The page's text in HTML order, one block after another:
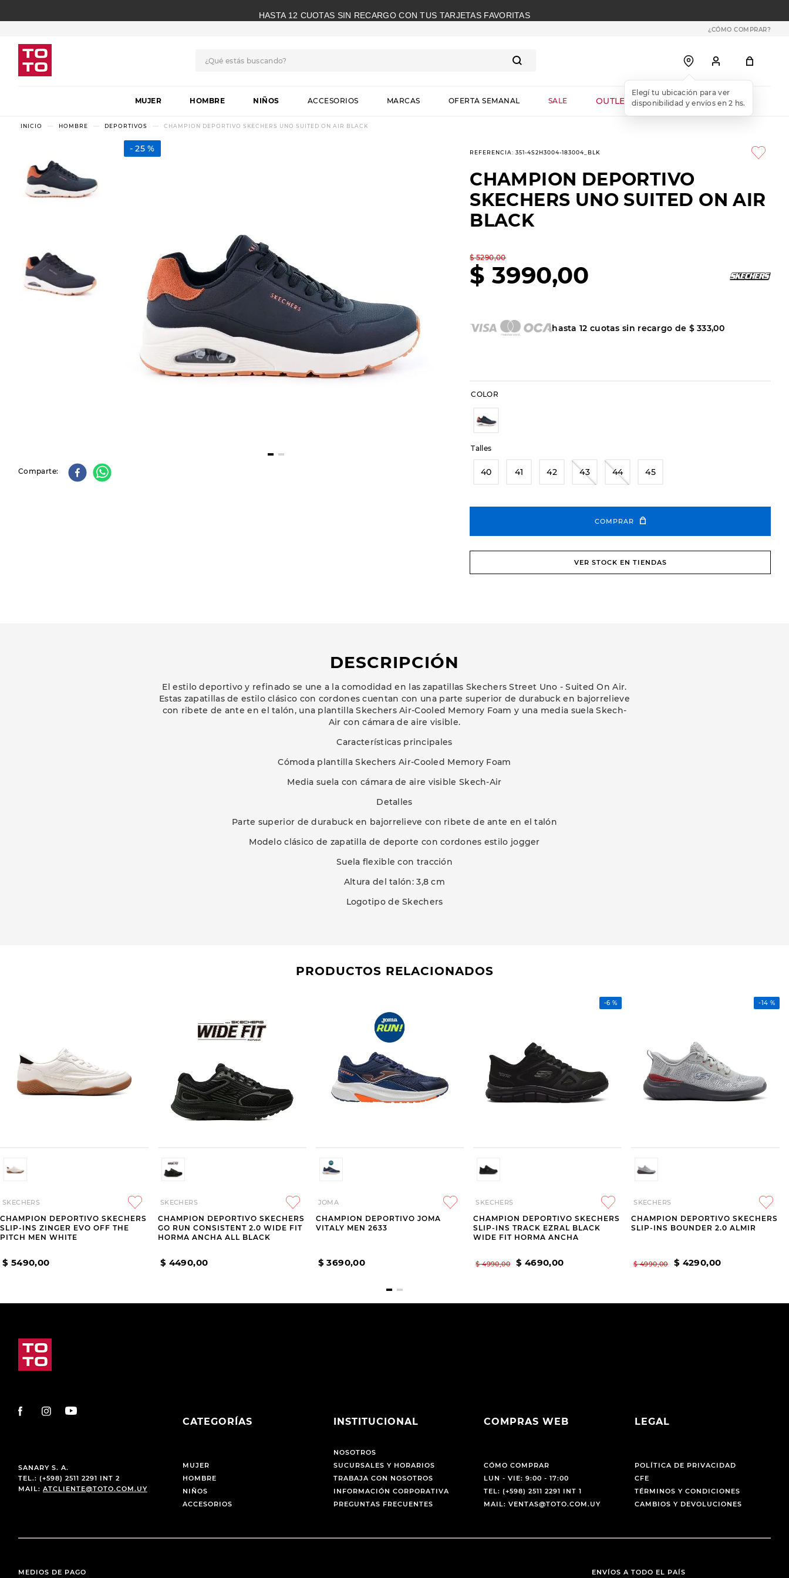
HASTA 12 CUOTAS SIN RECARGO CON TUS TARJETAS FAVORITAS
¿CÓMO COMPRAR?
MUJER HOMBRE NIÑOS ACCESORIOS MARCAS OFERTA SEMANAL SALE OUTLET WEB
HOMBRE DEPORTIVOS CHAMPION DEPORTIVO SKECHERS UNO SUITED ON AIR BLACK
25 %
Comparte
REFERENCIA:351-4S2H3004-183004_BLK
CHAMPION DEPORTIVO
SKECHERS UNO SUITED ON AIR
BLACK
$ 5290,00
$ 3990,00
hasta12 cuotas sin recargo de $ 333,00
COLOR
Talles
40 41 42 43 44 45
COMPRAR
VER STOCK EN TIENDAS
DESCRIPCIÓN
El estilo deportivo y refinado se une a la comodidad en las zapatillas Skechers Street Uno - Suited On Air.
Estas zapatillas de estilo clásico con cordones cuentan con una parte superior de durabuck en bajorrelieve
con ribete de ante en el talón, una plantilla Skechers Air-Cooled Memory Foam y una media suela Skech-
Air con cámara de aire visible.
Características principales
Cómoda plantilla Skechers Air-Cooled Memory Foam
Media suela con cámara de aire visible Skech-Air
Detalles
Parte superior de durabuck en bajorrelieve con ribete de ante en el talón
Modelo clásico de zapatilla de deporte con cordones estilo jogger
Suela flexible con tracción
Altura del talón: 3,8 cm
Logotipo de Skechers
PRODUCTOS RELACIONADOS
SKECHERS
CHAMPION DEPORTIVO SKECHERS
SLIP-INS ZINGER EVO OFF THE
PITCH MEN WHITE
$ 5490,00
SKECHERS
CHAMPION DEPORTIVO SKECHERS
GO RUN CONSISTENT 2.0 WIDE FIT
HORMA ANCHA ALL BLACK
$ 4490,00
JOMA
CHAMPION DEPORTIVO JOMA
VITALY MEN 2633
$ 3690,00
-6 %
SKECHERS
CHAMPION DEPORTIVO SKECHERS
SLIP-INS TRACK EZRAL BLACK
WIDE FIT HORMA ANCHA
$ 4990,00 $ 4690,00
-14 %
SKECHERS
CHAMPION DEPORTIVO SKECHERS
SLIP-INS BOUNDER 2.0 ALMIR
$ 4990,00 $ 4290,00
SANARY S. A.
TEL.: (+598) 2511 2291 INT 2
MAIL: ATCLIENTE@TOTO.COM.UY
CATEGORÍAS
MUJER
HOMBRE
NIÑOS
ACCESORIOS
INSTITUCIONAL
NOSOTROS
SUCURSALES Y HORARIOS
TRABAJA CON NOSOTROS
INFORMACIÓN CORPORATIVA
PREGUNTAS FRECUENTES
COMPRAS WEB
CÓMO COMPRAR
LUN - VIE: 9:00 - 17:00
TEL: (+598) 2511 2291 INT 1
MAIL: VENTAS@TOTO.COM.UY
LEGAL
POLÍTICA DE PRIVACIDAD
CFE
TÉRMINOS Y CONDICIONES
CAMBIOS Y DEVOLUCIONES
MEDIOS DE PAGO ENVÍOS A TODO EL PAÍS
1.
botas
skechers
3.
9.
slip-ins
10. botas dama